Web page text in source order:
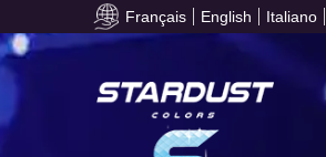
Français English Italiano